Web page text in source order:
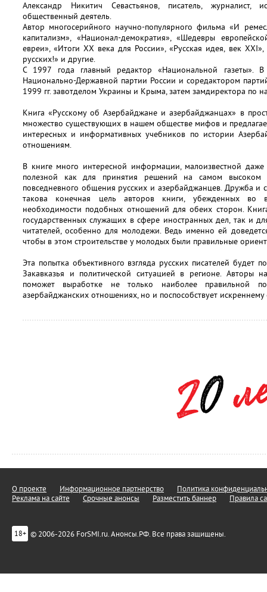
Александр Никитич Севастьянов, писатель, журналист,
общественный деятель.
Автор многосерийного научно-популярного фильма «И
капитализм», «Национал-демократия», «Шедевры
евреи», «Итоги ХХ века для России», «Русская идея, век
русских!» и другие.
С 1997 года главный редактор «Национальной газеты».
Национально-Державной партии России и соредактором
1999 гг. завотделом Украины и Крыма, затем замдиректора по
Книга «Русскому об Азербайджане и азербайджанцах» в
множество существующих в нашем обществе мифов и
интересных и информативных учебников по истории
отношениям.
В книге много интересной информации, малоизвестной
полезной как для принятия решений на самом высоком
повседневного общения русских и азербайджанцев. Дружба
такова конечная цель авторов книги, убежденных во
необходимости подобных отношений для обеих сторон.
государственных служащих в сфере иностранных дел, так и
читателей, особенно для молодежи. Ведь именно ей
чтобы в этом строительстве у молодых были правильные
Эта попытка объективного взгляда русских писателей будет
Закавказья и политической ситуацией в регионе. Авторы
поможет выработке не только наиболее правильной
азербайджанских отношениях, но и поспособствует
О проекте Информационное партнерство
Политика
Реклама на сайте
Срочные анонсы Разместить баннер Правила
18+ © 2006-2026 ForSMI.ru. Анонсы.РФ. Все права защищены.